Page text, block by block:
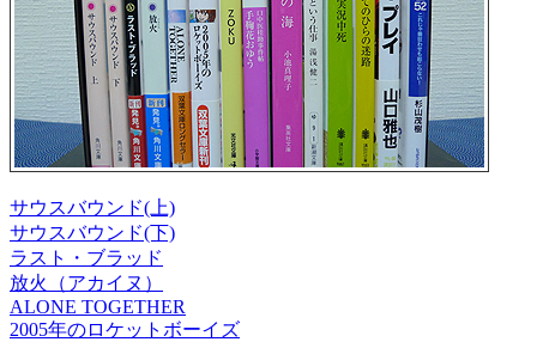
サウスバウンド(上)
サウスバウンド(下)
ラスト・ブラッド
放火（アカイヌ）
ALONE TOGETHER
2005年のロケットボーイズ